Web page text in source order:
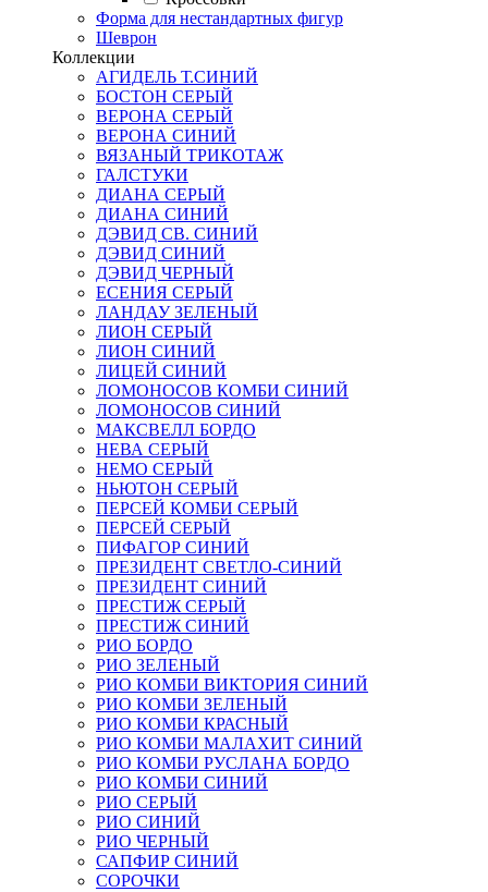
Форма для нестандартных фигур
Шеврон
Коллекции
АГИДЕЛЬ Т.СИНИЙ
БОСТОН СЕРЫЙ
ВЕРОНА СЕРЫЙ
ВЕРОНА СИНИЙ
ВЯЗАНЫЙ ТРИКОТАЖ
ГАЛСТУКИ
ДИАНА СЕРЫЙ
ДИАНА СИНИЙ
ДЭВИД СВ. СИНИЙ
ДЭВИД СИНИЙ
ДЭВИД ЧЕРНЫЙ
ЕСЕНИЯ СЕРЫЙ
ЛАНДАУ ЗЕЛЕНЫЙ
ЛИОН СЕРЫЙ
ЛИОН СИНИЙ
ЛИЦЕЙ СИНИЙ
ЛОМОНОСОВ КОМБИ СИНИЙ
ЛОМОНОСОВ СИНИЙ
МАКСВЕЛЛ БОРДО
НЕВА СЕРЫЙ
НЕМО СЕРЫЙ
НЬЮТОН СЕРЫЙ
ПЕРСЕЙ КОМБИ СЕРЫЙ
ПЕРСЕЙ СЕРЫЙ
ПИФАГОР СИНИЙ
ПРЕЗИДЕНТ СВЕТЛО-СИНИЙ
ПРЕЗИДЕНТ СИНИЙ
ПРЕСТИЖ СЕРЫЙ
ПРЕСТИЖ СИНИЙ
РИО БОРДО
РИО ЗЕЛЕНЫЙ
РИО КОМБИ ВИКТОРИЯ СИНИЙ
РИО КОМБИ ЗЕЛЕНЫЙ
РИО КОМБИ КРАСНЫЙ
РИО КОМБИ МАЛАХИТ СИНИЙ
РИО КОМБИ РУСЛАНА БОРДО
РИО КОМБИ СИНИЙ
РИО СЕРЫЙ
РИО СИНИЙ
РИО ЧЕРНЫЙ
САПФИР СИНИЙ
СОРОЧКИ